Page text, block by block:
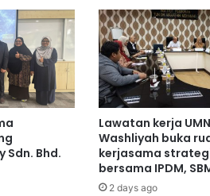
Sdn. Bhd.
Lawatan kerja
Washliyah buka
kerjasama
bersama IPDM,
2 days ago